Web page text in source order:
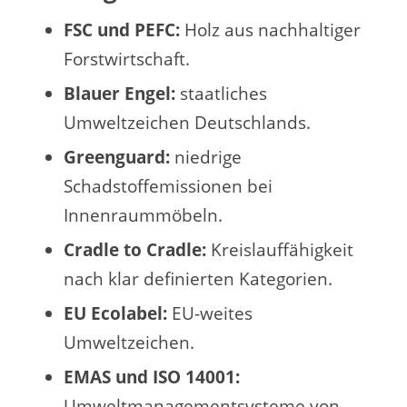
FSC und PEFC: Holz aus nachhaltiger
Forstwirtschaft.
Blauer Engel: staatliches
Umweltzeichen Deutschlands.
Greenguard: niedrige
Schadstoffemissionen bei
Innenraummöbeln.
Cradle to Cradle: Kreislauffähigkeit
nach klar definierten Kategorien.
EU Ecolabel: EU-weites
Umweltzeichen.
EMAS und ISO 14001: